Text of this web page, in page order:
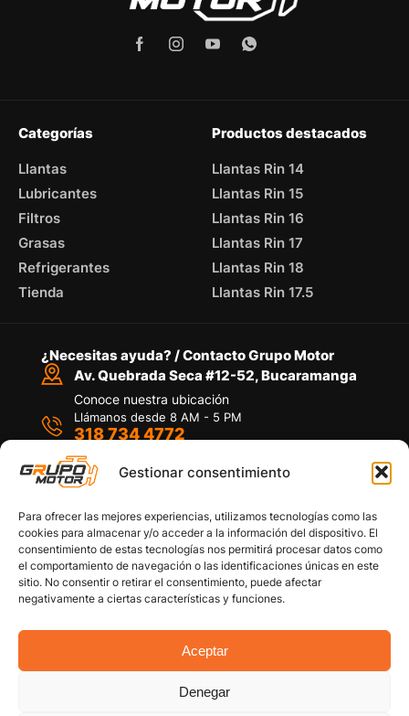
Gestionar consentimiento
Para ofrecer las mejores experiencias, utilizamos tecnologías como las
cookies para almacenar y/o acceder a la información del dispositivo. El
consentimiento de estas tecnologías nos permitirá procesar datos como
el comportamiento de navegación o las identificaciones únicas en este
sitio. No consentir o retirar el consentimiento, puede afectar
negativamente a ciertas características y funciones.
Aceptar
Denegar
Categorías
Llantas
Lubricantes
Filtros
Grasas
Refrigerantes
Tienda
Productos destacados
Llantas Rin 14
Llantas Rin 15
Llantas Rin 16
Llantas Rin 17
Llantas Rin 18
Llantas Rin 17.5
¿Necesitas ayuda? / Contacto Grupo Motor
Av. Quebrada Seca #12-52, Bucaramanga
Conoce nuestra ubicación
Llámanos desde 8 AM - 5 PM
318 734 4772
Por medio de WhatsApp
Copyright © 2026 Grupo Motor S.A.S. Todos los
Políticas de privacidad
Política de devoluciones y/o reembolsos
Términos y Condiciones